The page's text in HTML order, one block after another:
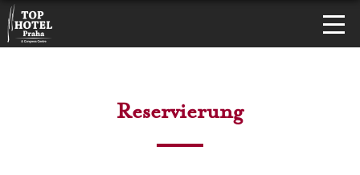
Reservierung